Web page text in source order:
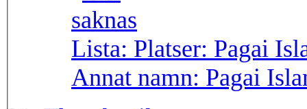
Lista: Platser: Pagai
Annat namn: Pagai